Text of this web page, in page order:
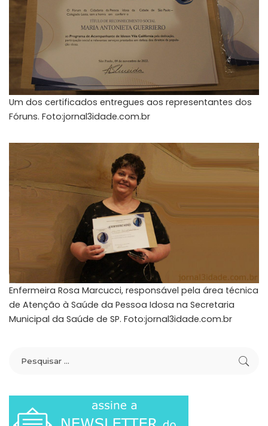
Um dos certificados entregues aos representantes dos
Fóruns. Foto:jornal3idade.com.br
Enfermeira Rosa Marcucci, responsável pela área técnica
de Atenção à Saúde da Pessoa Idosa na Secretaria
Municipal da Saúde de SP. Foto:jornal3idade.com.br